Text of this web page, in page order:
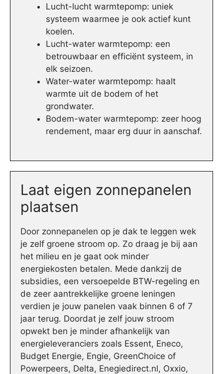
Lucht-lucht warmtepomp: uniek
systeem waarmee je ook actief kunt
koelen.
Lucht-water warmtepomp: een
betrouwbaar en efficiënt systeem, in
elk seizoen.
Water-water warmtepomp: haalt
warmte uit de bodem of het
grondwater.
Bodem-water warmtepomp: zeer hoog
rendement, maar erg duur in aanschaf.
Laat eigen zonnepanelen
plaatsen
Door zonnepanelen op je dak te leggen wek
je zelf groene stroom op. Zo draag je bij aan
het milieu en je gaat ook minder
energiekosten betalen. Mede dankzij de
subsidies, een versoepelde BTW-regeling en
de zeer aantrekkelijke groene leningen
verdien je jouw panelen vaak binnen 6 of 7
jaar terug. Doordat je zelf jouw stroom
opwekt ben je minder afhankelijk van
energieleveranciers zoals Essent, Eneco,
Budget Energie, Engie, GreenChoice of
Powerpeers, Delta, Enegiedirect.nl, Oxxio,